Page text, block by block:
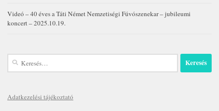
Videó – 40 éves a Táti Német Nemzetiségi Fúvószenekar – jubileumi
koncert – 2025.10.19.
Keresés:
Adatkezelési tájékoztató